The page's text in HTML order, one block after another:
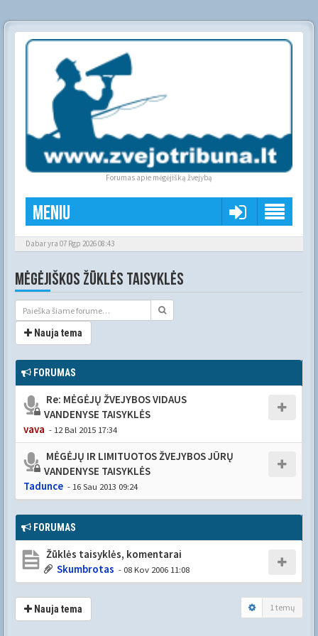
Forumas apie mėgėjišką žvejybą
Meniu
Dabar yra 07 Rgp 2026 08:43
MĖGĖJIŠKOS ŽŪKLĖS TAISYKLĖS
Nauja tema
FORUMAS
Re: MĖGĖJŲ ŽVEJYBOS VIDAUS
VANDENYSE TAISYKLĖS
vava - 12 Bal 2015 17:34
MĖGĖJŲ IR LIMITUOTOS ŽVEJYBOS JŪRŲ
VANDENYSE TAISYKLĖS
Tadunce - 16 Sau 2013 09:24
FORUMAS
Žūklės taisyklės, komentarai
Skumbrotas - 08 Kov 2006 11:08
Nauja tema 1 temų